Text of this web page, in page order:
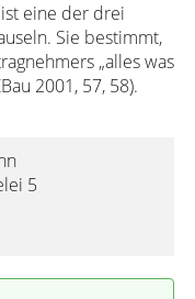
eine der drei
Sie bestimmt,
„alles was
2001, 57, 58).
5